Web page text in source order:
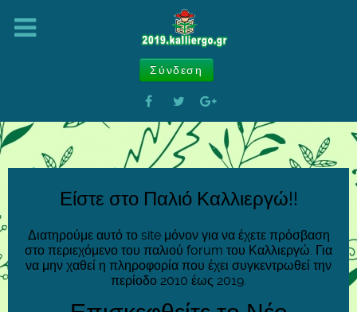
Σύνδεση
Είστε στο Παλιό Καλλιεργώ!!
Διατηρούμε αυτό το site μόνον για να έχετε πρόσβαση
στο περιεχόμενο του παλιού forum του Καλλιεργώ. Για
να μην χαθεί η πληροφορία που έχει συγκεντρωθεί την
περίοδο 2010 έως 2019.